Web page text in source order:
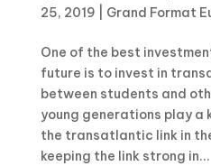
25, 2019
Grand Format
One of the best
future is to invest in
between students and
young generations play a
the transatlantic link in
keeping the link strong in...